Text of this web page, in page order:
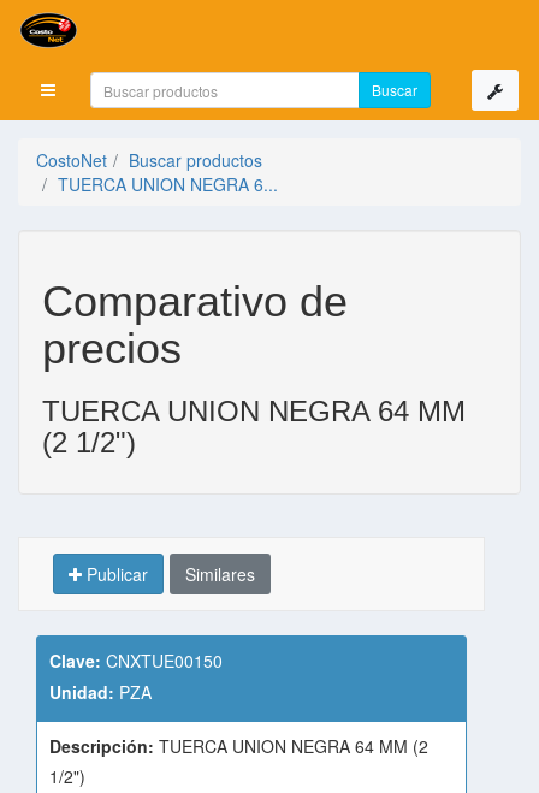
Mostrar menú
CostoNet
Buscar productos
TUERCA UNION NEGRA 6...
Comparativo de
precios
TUERCA UNION NEGRA 64 MM
(2 1/2")
Publicar Similares
Clave: CNXTUE00150
Unidad: PZA
Descripción: TUERCA UNION NEGRA 64 MM (2
1/2")